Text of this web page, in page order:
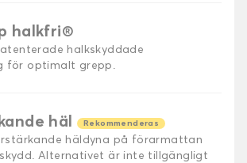
halkfri®
halkskyddade
för optimalt grepp.
häl Rekommenderas
häldyna på förarmattan
Alternativet är inte tillgängligt